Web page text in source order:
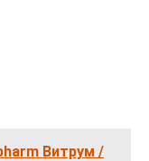
Витрум /